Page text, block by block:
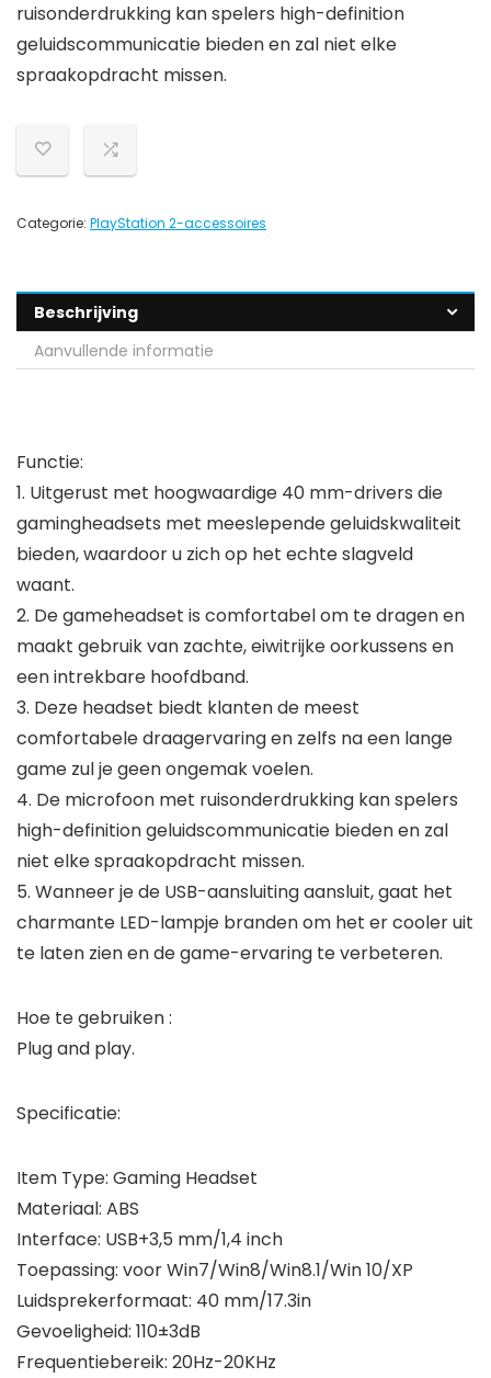
ruisonderdrukking kan spelers high-definition
geluidscommunicatie bieden en zal niet elke
spraakopdracht missen.
Categorie: PlayStation 2-accessoires
Beschrijving
Aanvullende informatie
Functie:
1. Uitgerust met hoogwaardige 40 mm-drivers die
gamingheadsets met meeslepende geluidskwaliteit
bieden, waardoor u zich op het echte slagveld
waant.
2. De gameheadset is comfortabel om te dragen en
maakt gebruik van zachte, eiwitrijke oorkussens en
een intrekbare hoofdband.
3. Deze headset biedt klanten de meest
comfortabele draagervaring en zelfs na een lange
game zul je geen ongemak voelen.
4. De microfoon met ruisonderdrukking kan spelers
high-definition geluidscommunicatie bieden en zal
niet elke spraakopdracht missen.
5. Wanneer je de USB-aansluiting aansluit, gaat het
charmante LED-lampje branden om het er cooler uit
te laten zien en de game-ervaring te verbeteren.
Hoe te gebruiken :
Plug and play.
Specificatie:
Item Type: Gaming Headset
Materiaal: ABS
Interface: USB+3,5 mm/1,4 inch
Toepassing: voor Win7/Win8/Win8.1/Win 10/XP
Luidsprekerformaat: 40 mm/17.3in
Gevoeligheid: 110±3dB
Frequentiebereik: 20Hz-20KHz